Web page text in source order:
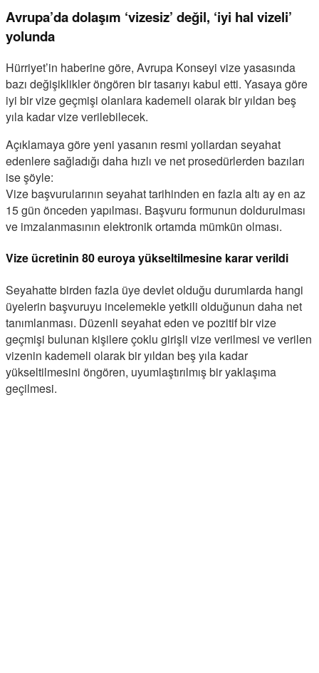
Avrupa’da dolaşım ‘vizesiz’ değil, ‘iyi hal vizeli’
yolunda
Hürriyet’in haberine göre, Avrupa Konseyi vize yasasında
bazı değişiklikler öngören bir tasarıyı kabul etti. Yasaya göre
iyi bir vize geçmişi olanlara kademeli olarak bir yıldan beş
yıla kadar vize verilebilecek.
Açıklamaya göre yeni yasanın resmi yollardan seyahat
edenlere sağladığı daha hızlı ve net prosedürlerden bazıları
ise şöyle:
Vize başvurularının seyahat tarihinden en fazla altı ay en az
15 gün önceden yapılması. Başvuru formunun doldurulması
ve imzalanmasının elektronik ortamda mümkün olması.
Vize ücretinin 80 euroya yükseltilmesine karar verildi
Seyahatte birden fazla üye devlet olduğu durumlarda hangi
üyelerin başvuruyu incelemekle yetkili olduğunun daha net
tanımlanması. Düzenli seyahat eden ve pozitif bir vize
geçmişi bulunan kişilere çoklu girişli vize verilmesi ve verilen
vizenin kademeli olarak bir yıldan beş yıla kadar
yükseltilmesini öngören, uyumlaştırılmış bir yaklaşıma
geçilmesi.